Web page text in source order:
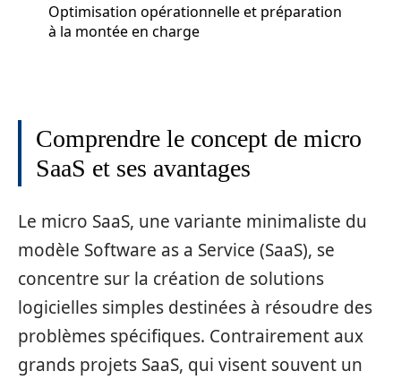
Optimisation opérationnelle et préparation
à la montée en charge
Comprendre le concept de micro
SaaS et ses avantages
Le micro SaaS, une variante minimaliste du
modèle Software as a Service (SaaS), se
concentre sur la création de solutions
logicielles simples destinées à résoudre des
problèmes spécifiques. Contrairement aux
grands projets SaaS, qui visent souvent un